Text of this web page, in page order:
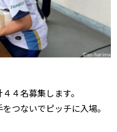
４名募集します。
つないでピッチに入場。